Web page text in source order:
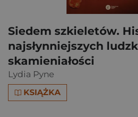
Siedem szkieletów.
najsłynniejszych
skamieniałości
Lydia Pyne
KSIĄŻKA